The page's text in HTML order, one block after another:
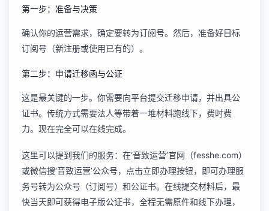
第一步：准备与决策
确认你的运营需求，确定要转为订阅号。然后，准备好目标
订阅号（新注册或使用已有的）。
第二步：申请迁移函与公证
这是最关键的一步。你需要向平台提交迁移申请，并出具公
证书。传统方式需要法人等带着一堆材料跑线下，费时费
力。现在完全可以在线完成。
这里可以提到我们的服务：在‘音致运营’官网（fesshe.com）
或微信搜‘音致运营’公众号，点击立即办理按钮，即可办理服
务号转为公众号（订阅号）和公证书。在线提交材料后，最
快当天即可获得电子版公证书，全程无需原件和线下办理，